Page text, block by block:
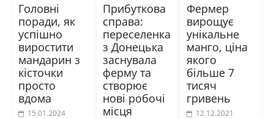
Головні
поради, як
успішно
виростити
мандарин з
кісточки
просто
вдома
15.01.2024
Прибуткова
справа:
переселенка
з Донецька
заснувала
ферму та
створює
нові робочі
місця
Фермер
вирощує
унікальне
манго, ціна
якого
більше 7
тисяч
гривень
12.12.2021